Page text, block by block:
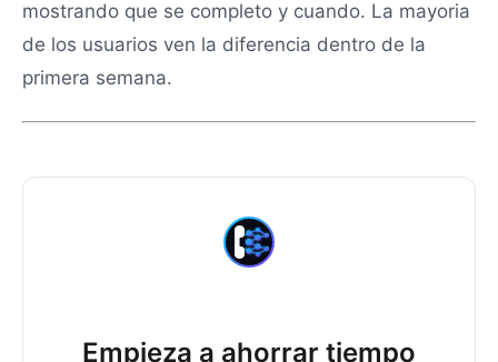
mostrando que se completo y cuando. La mayoria
de los usuarios ven la diferencia dentro de la
primera semana.
Empieza a ahorrar tiempo